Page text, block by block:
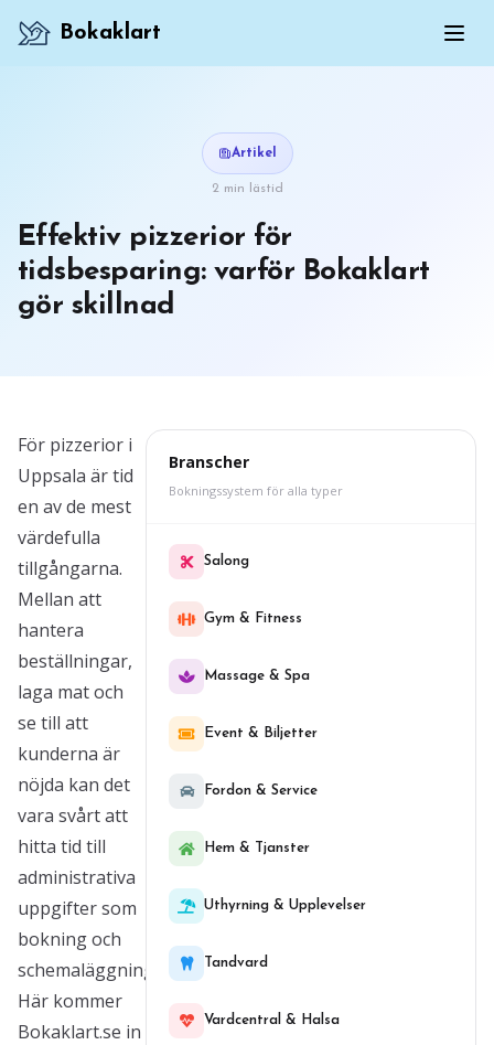
Bokaklart
Artikel
2 min lästid
Effektiv pizzerior för
tidsbesparing: varför Bokaklart
gör skillnad
För pizzerior i
Uppsala är tid
en av de mest
värdefulla
tillgångarna.
Mellan att
hantera
beställningar,
laga mat och
se till att
kunderna är
nöjda kan det
vara svårt att
hitta tid till
administrativa
uppgifter som
bokning och
schemaläggning.
Här kommer
Bokaklart.se in
Branscher
Bokningssystem för alla typer
Salong
Gym & Fitness
Massage & Spa
Event & Biljetter
Fordon & Service
Hem & Tjanster
Uthyrning & Upplevelser
Tandvard
Vardcentral & Halsa